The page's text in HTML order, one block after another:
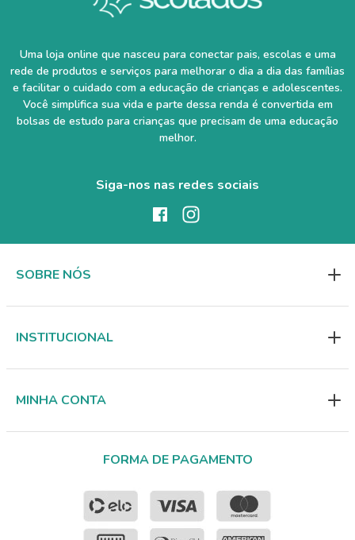
Uma loja online que nasceu para conectar pais, escolas e uma
rede de produtos e serviços para melhorar o dia a dia das famílias
e facilitar o cuidado com a educação de crianças e adolescentes.
Você simplifica sua vida e parte dessa renda é convertida em
bolsas de estudo para crianças que precisam de uma educação
melhor.
Siga-nos nas redes sociais
SOBRE NÓS
INSTITUCIONAL
MINHA CONTA
FORMA DE PAGAMENTO